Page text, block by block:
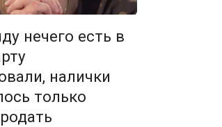
нечего есть в
налички
только